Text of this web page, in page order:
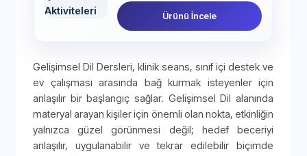
Ürünü İncele
Gelişimsel Dil Dersleri, klinik seans, sınıf içi destek ve
ev çalışması arasında bağ kurmak isteyenler için
anlaşılır bir başlangıç sağlar. Gelişimsel Dil alanında
materyal arayan kişiler için önemli olan nokta, etkinliğin
yalnızca güzel görünmesi değil; hedef beceriyi
anlaşılır, uygulanabilir ve tekrar edilebilir biçimde